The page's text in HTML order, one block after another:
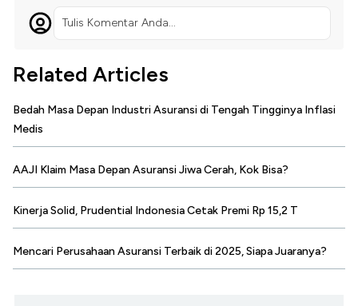
Tulis Komentar Anda...
Related Articles
Bedah Masa Depan Industri Asuransi di Tengah Tingginya Inflasi
Medis
AAJI Klaim Masa Depan Asuransi Jiwa Cerah, Kok Bisa?
Kinerja Solid, Prudential Indonesia Cetak Premi Rp 15,2 T
Mencari Perusahaan Asuransi Terbaik di 2025, Siapa Juaranya?